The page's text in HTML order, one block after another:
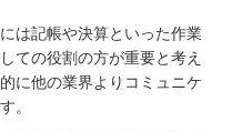
は記帳や決算といった作業
ての役割の方が重要と考え
に他の業界よりコミュニケ
。